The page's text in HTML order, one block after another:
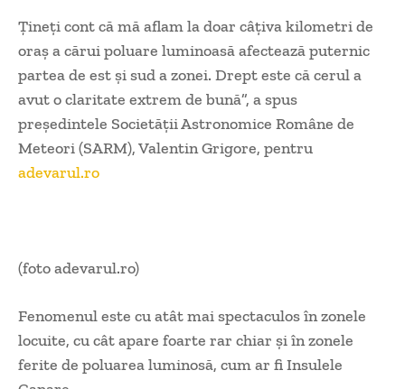
Ţineţi cont că mă aflam la doar câţiva kilometri de
oraş a cărui poluare luminoasă afectează puternic
partea de est şi sud a zonei. Drept este că cerul a
avut o claritate extrem de bună”, a spus
preşedintele Societăţii Astronomice Române de
Meteori (SARM), Valentin Grigore, pentru
adevarul.ro
(foto adevarul.ro)
Fenomenul este cu atât mai spectaculos în zonele
locuite, cu cât apare foarte rar chiar şi în zonele
ferite de poluarea luminosă, cum ar fi Insulele